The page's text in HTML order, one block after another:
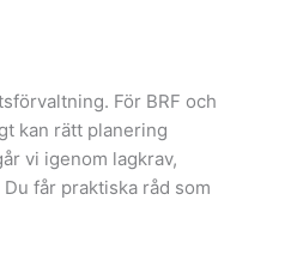
För BRF och
kan rätt planering
vi igenom lagkrav,
får praktiska råd som